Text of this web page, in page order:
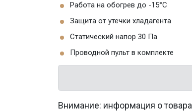
Работа на обогрев до -15°C
Защита от утечки хладагента
Статический напор 30 Па
Проводной пульт в комплекте
Внимание: информация о